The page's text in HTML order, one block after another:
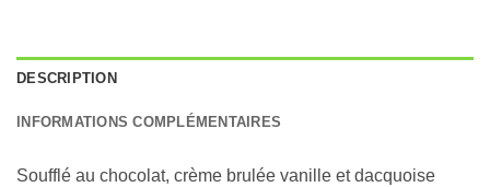
DESCRIPTION
INFORMATIONS COMPLÉMENTAIRES
Soufflé au chocolat, crème brulée vanille et dacquoise